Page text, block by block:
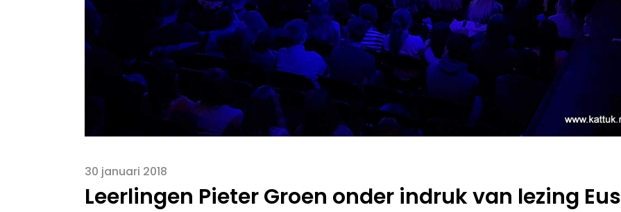
30 januari 2018
Leerlingen Pieter Groen onder indruk van lezing Eus